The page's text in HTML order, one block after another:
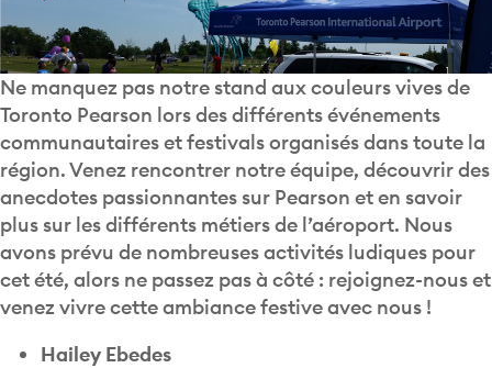
Ne manquez pas notre stand aux couleurs vives de
Toronto Pearson lors des différents événements
communautaires et festivals organisés dans toute la
région. Venez rencontrer notre équipe, découvrir des
anecdotes passionnantes sur Pearson et en savoir
plus sur les différents métiers de l’aéroport. Nous
avons prévu de nombreuses activités ludiques pour
cet été, alors ne passez pas à côté : rejoignez-nous et
venez vivre cette ambiance festive avec nous !
Hailey Ebedes